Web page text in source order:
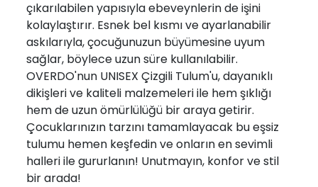
çıkarılabilen yapısıyla ebeveynlerin de işini
kolaylaştırır. Esnek bel kısmı ve ayarlanabilir
askılarıyla, çocuğunuzun büyümesine uyum
sağlar, böylece uzun süre kullanılabilir.
OVERDO'nun UNISEX Çizgili Tulum'u, dayanıklı
dikişleri ve kaliteli malzemeleri ile hem şıklığı
hem de uzun ömürlülüğü bir araya getirir.
Çocuklarınızın tarzını tamamlayacak bu eşsiz
tulumu hemen keşfedin ve onların en sevimli
halleri ile gururlanın! Unutmayın, konfor ve stil
bir arada!